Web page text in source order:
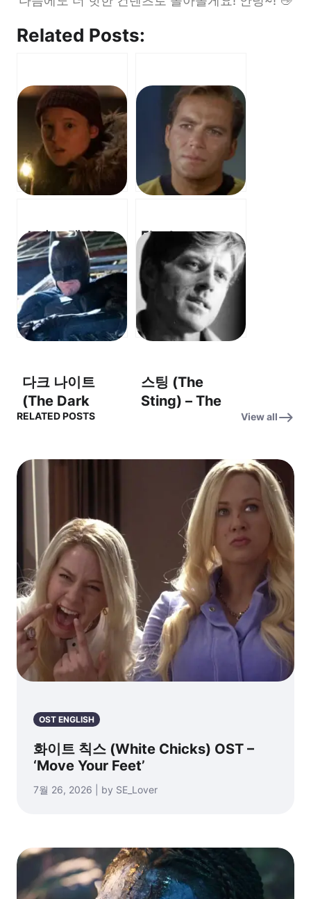
Related Posts:
스타 트렉 (Star
Trek) –
Assignment:
Earth OST – 지
구 배정
(Assignment:
Fleabag –
Godmother
(OST) – 플리백
– 대모
다크 나이트
(The Dark
Knight) OST –
Serious?’ (왜 그
렇게 심각해?)
스팅 (The
Sting) – The
Entertainer – 엔
RELATED POSTS View all
OST ENGLISH
화이트 칙스 (White Chicks) OST –
‘Move Your Feet’
7월 26, 2026 | by SE_Lover